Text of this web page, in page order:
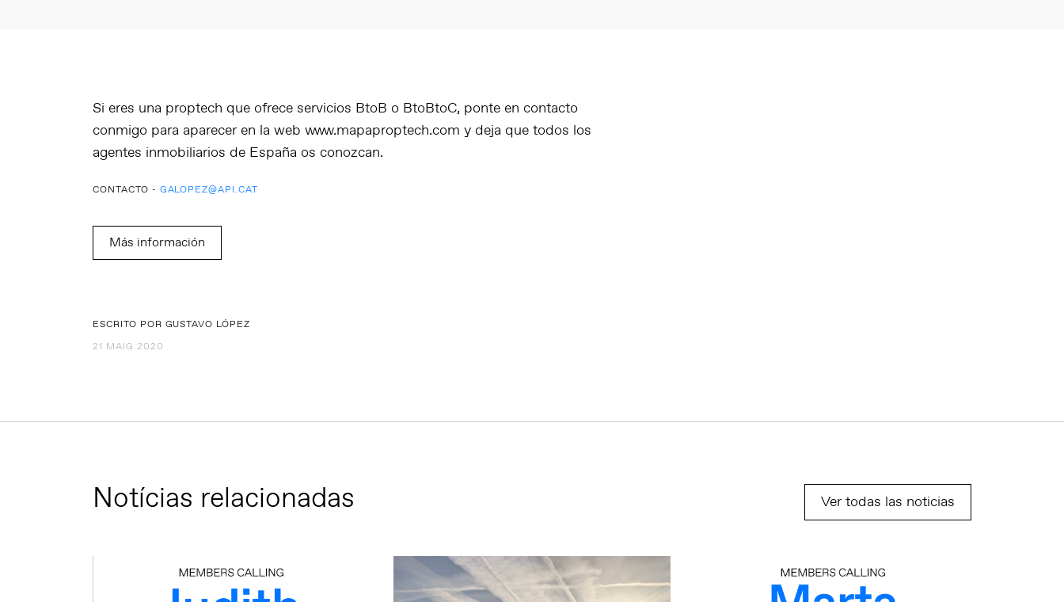
Si eres una proptech que ofrece servicios BtoB o BtoBtoC, ponte en contacto
conmigo para aparecer en la web www.mapaproptech.com y deja que todos los
agentes inmobiliarios de España os conozcan.
CONTACTO - GALOPEZ@API.CAT
Más información
ESCRITO POR GUSTAVO LÓPEZ
21 MAIG 2020
Notícias relacionadas Ver todas las noticias